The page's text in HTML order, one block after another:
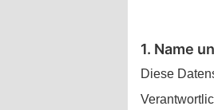
1. Name
Diese